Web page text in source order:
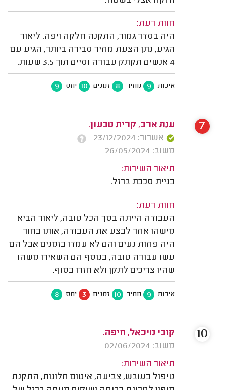
חוות דעת:
היה בסדר גמור, התקנה חלקה ויפה. ליאור
הגיע, נתן הצעת מחיר סבירה ביותר, הגיע עם
4 אנשים תקתק עבודה וסיים תוך 3.5 שעות.
איכות 9 מחיר 8 זמנים 10 יחס 9
ענת ארב, קרית טבעון.
אשרור: 23/12/2024
משוב: 26/05/2024
תיאור השירות:
בניית סככת ברזל.
חוות דעת:
העבודה הייתה בסך הכל טובה, ליאור הביא
מישהו אחר לבצע את העבודה, אותו בחור
היה פחות נעים והם לא עמדו בזמנים אבל הם
עשו עבודה טובה, בנוסף הם השאירו משהו
שהיו צריכים לתקן ולא חזרו בסוף.
איכות 9 מחיר 10 זמנים 3 יחס 8
7
קובי מיכאל, חיפה.
משוב: 02/06/2024
תיאור השירות:
טיפול בעובש, צביעה, איטום חלונות, התקנת
10